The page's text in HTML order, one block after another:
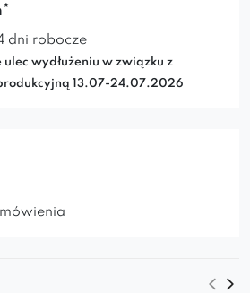
dni robocze
ulec wydłużeniu w związku z
13.07-24.07.2026